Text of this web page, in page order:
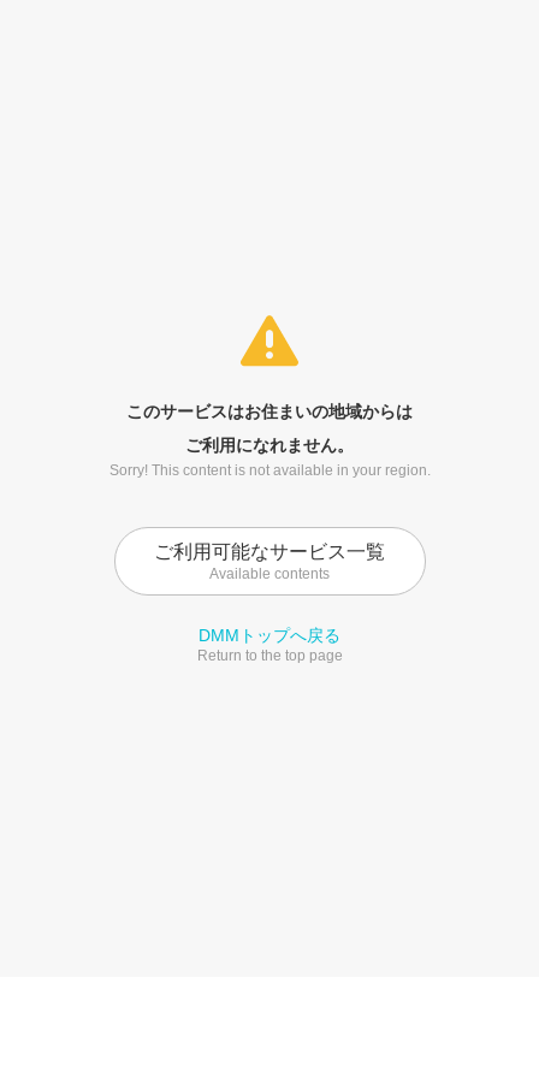
このサービスはお住まいの地域からは
ご利用になれません。
Sorry! This content is not available in your region.
ご利用可能なサービス一覧
Available contents
DMMトップへ戻る
Return to the top page